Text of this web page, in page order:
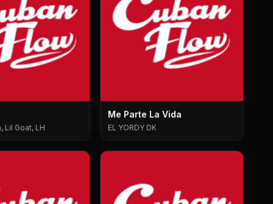
Lil Goat, LH
Me Parte La Vida
EL YORDY DK